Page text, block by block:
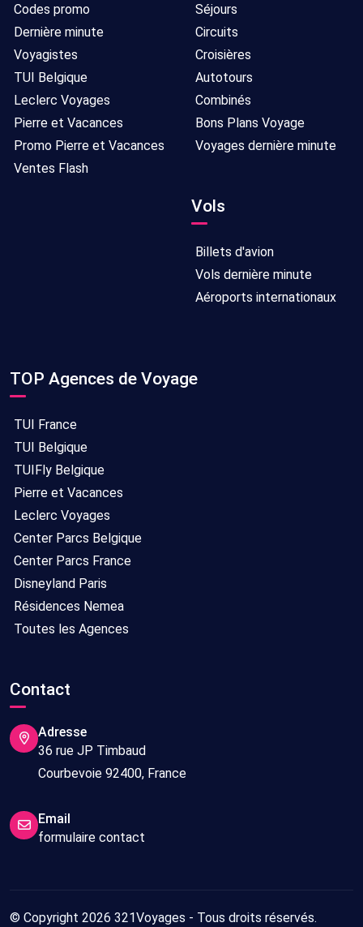
Codes promo
Dernière minute
Voyagistes
TUI Belgique
Leclerc Voyages
Pierre et Vacances
Promo Pierre et Vacances
Ventes Flash
Séjours
Circuits
Croisières
Autotours
Combinés
Bons Plans Voyage
Voyages dernière minute
Vols
Billets d'avion
Vols dernière minute
Aéroports internationaux
TOP Agences de Voyage
TUI France
TUI Belgique
TUIFly Belgique
Pierre et Vacances
Leclerc Voyages
Center Parcs Belgique
Center Parcs France
Disneyland Paris
Résidences Nemea
Toutes les Agences
Contact
Adresse
36 rue JP Timbaud
Courbevoie 92400, France
Email
formulaire contact
© Copyright 2026 321Voyages - Tous droits réservés.